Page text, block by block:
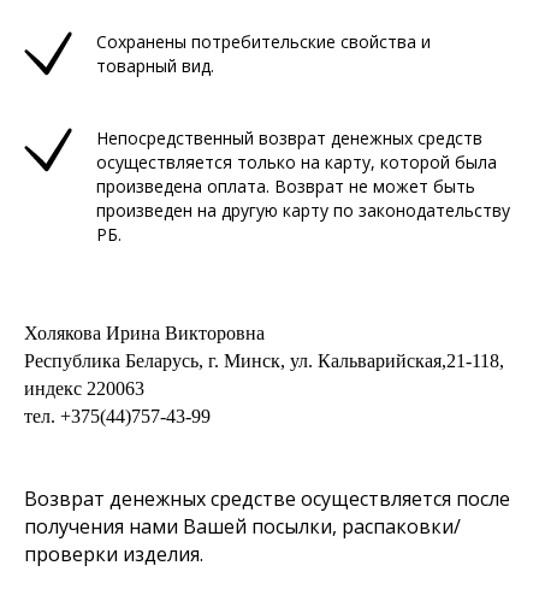
Сохранены потребительские свойства и
товарный вид.
Непосредственный возврат денежных средств
осуществляется только на карту, которой была
произведена оплата. Возврат не может быть
произведен на другую карту по законодательству
РБ.
Холякова Ирина Викторовна
Республика Беларусь, г. Минск, ул. Кальварийская,21-118,
индекс 220063
тел. +375(44)757-43-99
Возврат денежных средстве осуществляется после
получения нами Вашей посылки, распаковки/
проверки изделия.